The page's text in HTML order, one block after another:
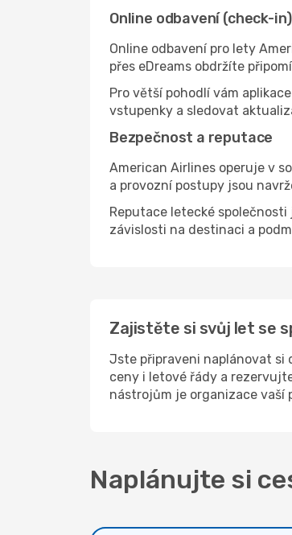
Online odbavení (check-
Online odbavení pro lety
přes eDreams obdržíte
Pro větší pohodlí vám
vstupenky a sledovat
Bezpečnost a reputace
American Airlines operuje v
a provozní postupy jsou
Reputace letecké
závislosti na destinaci a
Zajistěte si svůj let se
Jste připraveni naplánovat si
ceny i letové řády a
nástrojům je organizace
Naplánujte si